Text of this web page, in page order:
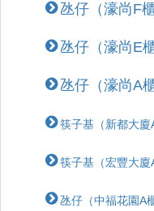
氹仔（濠尚F櫃
氹仔（濠尚E櫃
氹仔（濠尚A櫃
筷子基（新都大廈
筷子基（宏豐大廈
氹仔（中福花園A